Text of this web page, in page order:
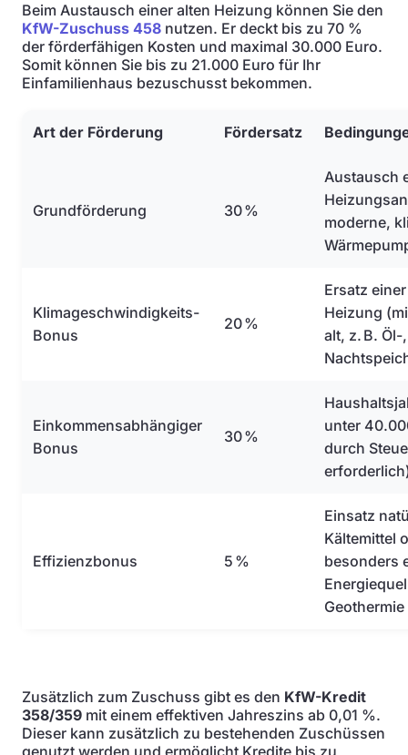
Beim Austausch einer alten Heizung können Sie den
KfW-Zuschuss 458 nutzen. Er deckt bis zu 70 %
der förderfähigen Kosten und maximal 30.000 Euro.
Somit können Sie bis zu 21.000 Euro für Ihr
Einfamilienhaus bezuschusst bekommen.
Art der Förderung Fördersatz
Grundförderung 30 %
Austausch
moderne,
Klimageschwindigkeits-
Bonus
20 %
Ersatz
Heizung
alt, z. B.
Einkommensabhängiger
Bonus
30 %
unter
durch
Effizienzbonus 5 %
Einsatz
Kältemittel
besonders
Geothermie
Zusätzlich zum Zuschuss gibt es den KfW-Kredit
358/359 mit einem effektiven Jahreszins ab 0,01 %.
Dieser kann zusätzlich zu bestehenden Zuschüssen
genutzt werden und ermöglicht Kredite bis zu